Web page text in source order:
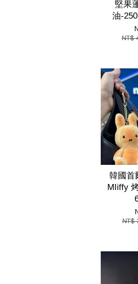
堅果
油-
NT$
韓國首
MIiffy
NT$